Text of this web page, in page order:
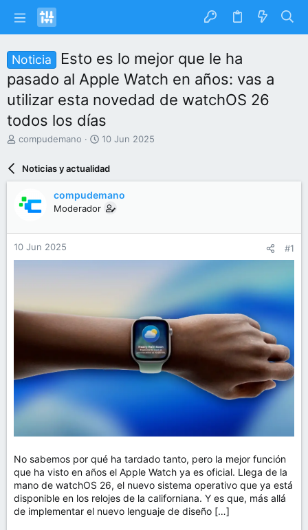
Noticia
Esto es lo mejor que le ha
pasado al Apple Watch en años: vas a
utilizar esta novedad de watchOS 26
todos los días
I
a
r
d
e
m
compudemano
F
h
d
e
n
c
10 Jun 2025
Noticias y actualidad
compudemano
Moderador
10 Jun 2025 #1
No sabemos por qué ha tardado tanto, pero la mejor función
que ha visto en años el Apple Watch ya es oficial. Llega de la
mano de watchOS 26, el nuevo sistema operativo que ya está
disponible en los relojes de la californiana. Y es que, más allá
de implementar el nuevo lenguaje de diseño […]